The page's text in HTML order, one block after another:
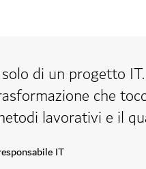
di un progetto
che
lavorativi e il
IT